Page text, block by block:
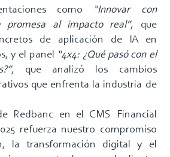
como
“Innovar con
promesa al impacto real”, que
de aplicación de IA en
y el panel “4x4: ¿Qué pasó con el
, que analizó los cambios
que enfrenta la industria de
Redbanc en el CMS Financial
refuerza nuestro compromiso
la transformación digital y el